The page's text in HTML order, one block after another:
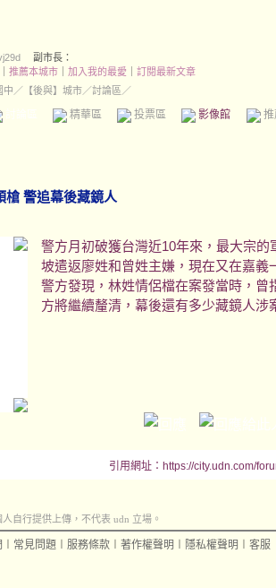
副市長：
推薦本城市 加入我的最愛
訂閱最新文章
中 ／ 【後與】城市／討論區／
精華區 投票區 影像館
槍 警追幕後藏鏡人
警方月初破獲台灣近10年來，最大宗
坡遣返廖姓和曾姓主嫌，現在又在嘉
警方發現，林姓情侶檔在案發當時，
方將繼續釐清，幕後還有多少藏鏡人涉
引用網址：https://city.udn.com/
自行提供上傳，不代表 udn 立場。
常見問題 服務條款 著作權聲明 隱私權聲明 客服